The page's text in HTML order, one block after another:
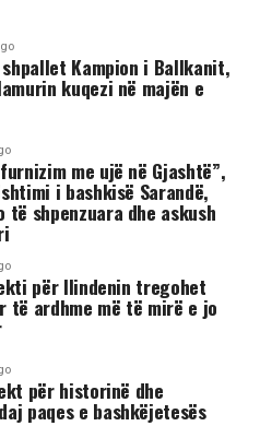
reagime dhe dënime të
Kampion i Ballkanit,
kuqezi në majën e
me ujë në Gjashtë”,
i bashkisë Sarandë,
të shpenzuara dhe askush
për Ilindenin tregohet
të ardhme më të mirë e jo
për historinë dhe
paqes e bashkëjetesës